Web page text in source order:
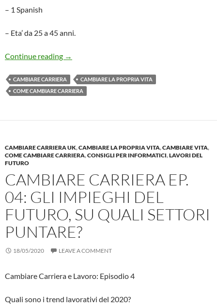
– 1 Spanish
– Eta’ da 25 a 45 anni.
Continue reading Cambiare Carriera Ep. 05: Ecco Sei Storie
→
CAMBIARE CARRIERA
CAMBIARE LA PROPRIA VITA
COME CAMBIARE CARRIERA
CAMBIARE CARRIERA UK,CAMBIARE LA PROPRIA VITA,CAMBIARE VITA,
COME CAMBIARE CARRIERA,CONSIGLI PER INFORMATICI,LAVORI DEL
FUTURO
CAMBIARE CARRIERA EP.
04: GLI IMPIEGHI DEL
FUTURO, SU QUALI SETTORI
PUNTARE?
18/05/2020 LEAVE A COMMENT
Cambiare Carriera e Lavoro: Episodio 4
Quali sono i trend lavorativi del 2020?